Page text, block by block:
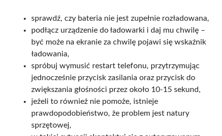
sprawdź, czy bateria nie jest zupełnie rozładowana,
podłącz urządzenie do ładowarki i daj mu chwilę –
być może na ekranie za chwilę pojawi się wskaźnik
ładowania,
spróbuj wymusić restart telefonu, przytrzymując
jednocześnie przycisk zasilania oraz przycisk do
zwiększania głośności przez około 10-15 sekund,
jeżeli to również nie pomoże, istnieje
prawdopodobieństwo, że problem jest natury
sprzętowej,